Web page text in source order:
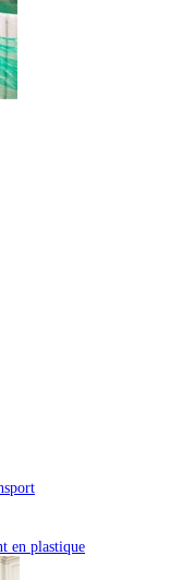
en plastique